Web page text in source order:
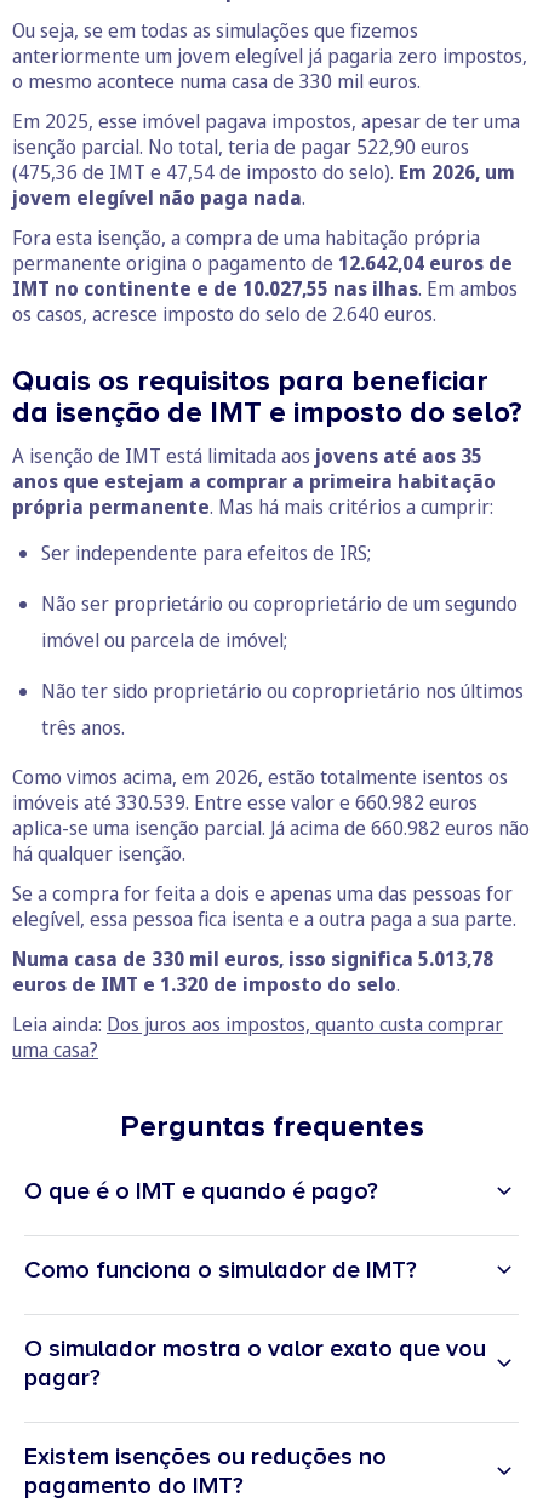
Ou seja, se em todas as simulações que fizemos
anteriormente um jovem elegível já pagaria zero impostos,
o mesmo acontece numa casa de 330 mil euros.
Em 2025, esse imóvel pagava impostos, apesar de ter uma
isenção parcial. No total, teria de pagar 522,90 euros
(475,36 de IMT e 47,54 de imposto do selo). Em 2026, um
jovem elegível não paga nada.
Fora esta isenção, a compra de uma habitação própria
permanente origina o pagamento de 12.642,04 euros de
IMT no continente e de 10.027,55 nas ilhas. Em ambos
os casos, acresce imposto do selo de 2.640 euros.
Quais os requisitos para beneficiar
da isenção de IMT e imposto do selo?
A isenção de IMT está limitada aos jovens até aos 35
anos que estejam a comprar a primeira habitação
própria permanente. Mas há mais critérios a cumprir:
Ser independente para efeitos de IRS;
Não ser proprietário ou coproprietário de um segundo
imóvel ou parcela de imóvel;
Não ter sido proprietário ou coproprietário nos últimos
três anos.
Como vimos acima, em 2026, estão totalmente isentos os
imóveis até 330.539. Entre esse valor e 660.982 euros
aplica-se uma isenção parcial. Já acima de 660.982 euros não
há qualquer isenção.
Se a compra for feita a dois e apenas uma das pessoas for
elegível, essa pessoa fica isenta e a outra paga a sua parte.
Numa casa de 330 mil euros, isso significa 5.013,78
euros de IMT e 1.320 de imposto do selo.
Leia ainda: Dos juros aos impostos, quanto custa comprar
uma casa?
Perguntas frequentes
O que é o IMT e quando é pago?
Como funciona o simulador de IMT?
O simulador mostra o valor exato que vou
pagar?
Existem isenções ou reduções no
pagamento do IMT?